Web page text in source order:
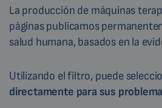
La producción de máquinas
páginas publicamos
salud humana, basados en la
Utilizando el filtro, puede
directamente para sus